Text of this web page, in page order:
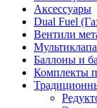
Аксессуары
Dual Fuel
Вентили
Баллоны и
Комплекты